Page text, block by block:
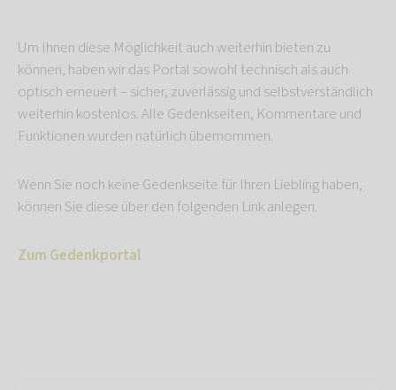
Um Ihnen diese Möglichkeit auch weiterhin bieten zu
können, haben wir das Portal sowohl technisch als auch
optisch erneuert – sicher, zuverlässig und selbstverständlich
weiterhin kostenlos. Alle Gedenkseiten, Kommentare und
Funktionen wurden natürlich übernommen.
Wenn Sie noch keine Gedenkseite für Ihren Liebling haben,
können Sie diese über den folgenden Link anlegen.
Zum Gedenkportal